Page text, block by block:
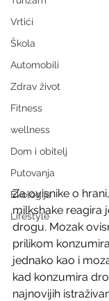
Vrtići
Škola
Automobili
Zdrav život
Fitness
wellness
Dom i obitelj
Putovanja
Ekologija
Lifestyle
Za ovisnike o
milkshake reagira
drogu. Mozak
prilikom
jednako kao i
kad konzumira
najnovijih